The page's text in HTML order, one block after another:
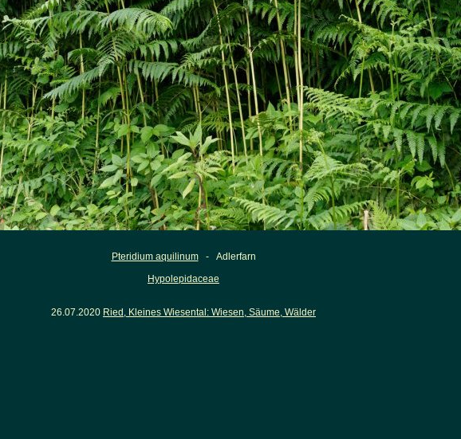
Pteridium aquilinum- Adlerfarn
Hypolepidaceae
26.07.2020 Ried, Kleines Wiesental: Wiesen, Säume, Wälder